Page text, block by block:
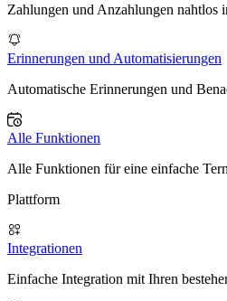
Zahlungen und Anzahlungen nahtlos
Erinnerungen und Automatisierungen
Automatische Erinnerungen und
Alle Funktionen
Alle Funktionen für eine einfache
Plattform
Integrationen
Einfache Integration mit Ihren